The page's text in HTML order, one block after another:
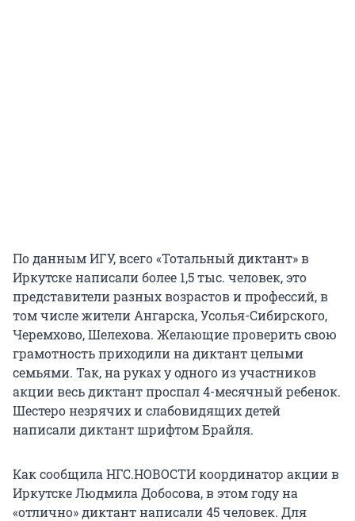
По данным ИГУ, всего «Тотальный диктант» в
Иркутске написали более 1,5 тыс. человек, это
представители разных возрастов и профессий, в
том числе жители Ангарска, Усолья-Сибирского,
Черемхово, Шелехова. Желающие проверить свою
грамотность приходили на диктант целыми
семьями. Так, на руках у одного из участников
акции весь диктант проспал 4-месячный ребенок.
Шестеро незрячих и слабовидящих детей
написали диктант шрифтом Брайля.
Как сообщила НГС.НОВОСТИ координатор акции в
Иркутске Людмила Добосова, в этом году на
«отлично» диктант написали 45 человек. Для